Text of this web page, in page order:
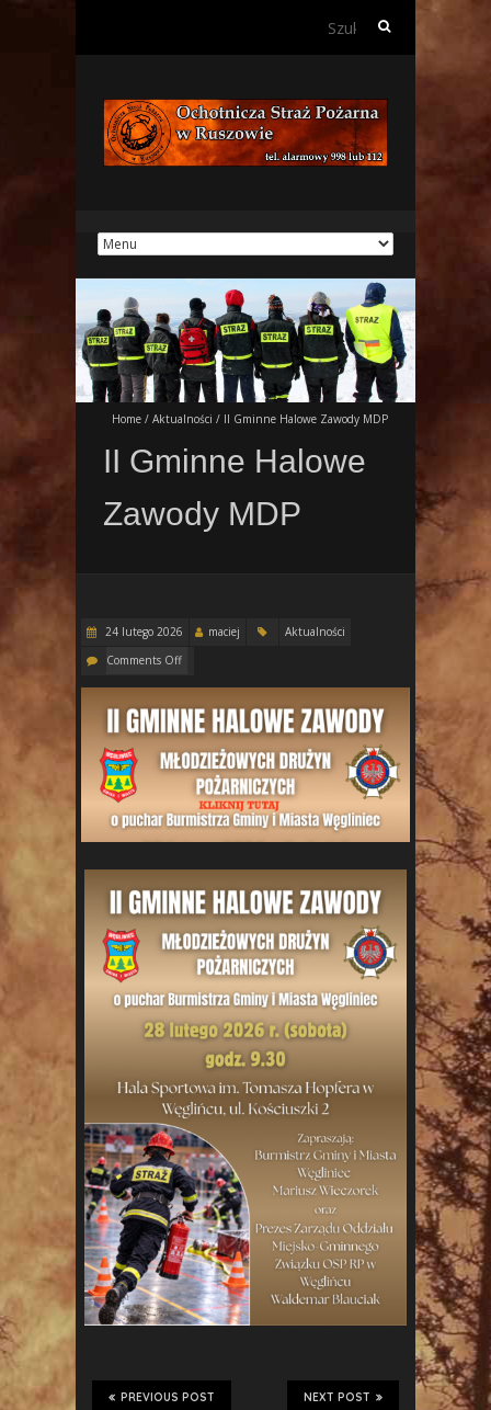
Szukaj:
Home / Aktualności / II Gminne Halowe Zawody MDP
II Gminne Halowe
Zawody MDP
24 lutego 2026 maciej
Aktualności
Comments Off
NEXT POST
PREVIOUS POST